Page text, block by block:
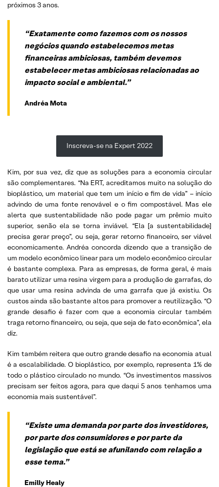
próximos 3 anos.
“Exatamente como fazemos com os nossos
negócios quando estabelecemos metas
financeiras ambiciosas, também devemos
estabelecer metas ambiciosas relacionadas ao
impacto social e ambiental.”
Andréa Mota
Inscreva-se na Expert 2022
Kim, por sua vez, diz que as soluções para a economia circular
são complementares. “Na ERT, acreditamos muito na solução do
bioplástico, um material que tem um início e fim de vida” – início
advindo de uma fonte renovável e o fim compostável. Mas ele
alerta que sustentabilidade não pode pagar um prêmio muito
superior, senão ela se torna inviável. “Ela [a sustentabilidade]
precisa gerar preço”, ou seja, gerar retorno financeiro, ser viável
economicamente. Andréa concorda dizendo que a transição de
um modelo econômico linear para um modelo econômico circular
é bastante complexa. Para as empresas, de forma geral, é mais
barato utilizar uma resina virgem para a produção de garrafas, do
que usar uma resina advinda de uma garrafa que já existiu. Os
custos ainda são bastante altos para promover a reutilização. “O
grande desafio é fazer com que a economia circular também
traga retorno financeiro, ou seja, que seja de fato econômica”, ela
diz.
Kim também reitera que outro grande desafio na economia atual
é a escalabilidade. O bioplástico, por exemplo, representa 1% de
todo o plástico circulado no mundo. “Os investimentos massivos
precisam ser feitos agora, para que daqui 5 anos tenhamos uma
economia mais sustentável”.
“Existe uma demanda por parte dos investidores,
por parte dos consumidores e por parte da
legislação que está se afunilando com relação a
esse tema.”
Emilly Healy